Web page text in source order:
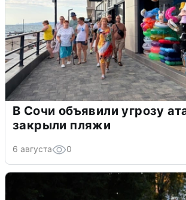
В Сочи объявили угрозу
закрыли пляжи
6 августа 0